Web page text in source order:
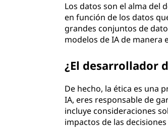
Los datos son el alma del
en función de los datos
grandes conjuntos de
modelos de IA de manera
¿El desarrollador
De hecho, la ética es una
IA, eres responsable de
incluye consideraciones
impactos de las